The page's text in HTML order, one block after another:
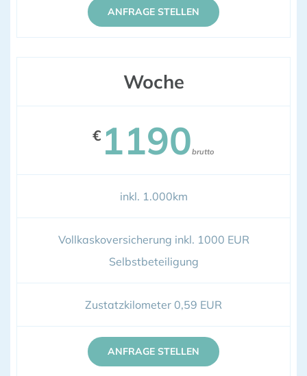
ANFRAGE STELLEN
Woche
€ 1190brutto
inkl. 1.000km
Vollkaskoversicherung inkl. 1000 EUR
Selbstbeteiligung
Zustatzkilometer 0,59 EUR
ANFRAGE STELLEN